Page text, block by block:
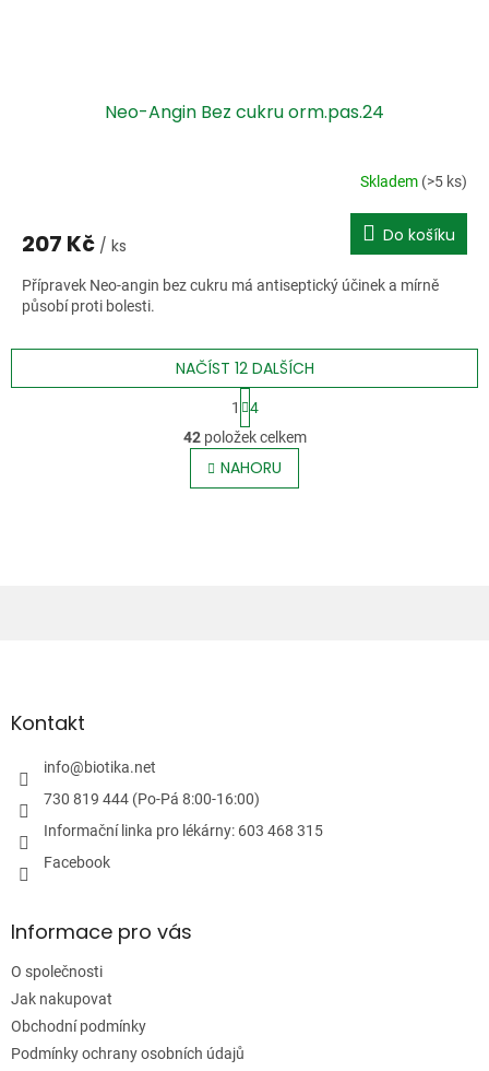
Neo-Angin Bez cukru orm.pas.24
Skladem (>5 ks)
207 Kč / ks Do košíku
Přípravek Neo-angin bez cukru má antiseptický účinek a mírně
působí proti bolesti.
O
v
l
á
u
NAČÍST 12 DALŠÍCH
S
t
r
á
n
k
1
4
42položek celkem
NAHORU
aKontakt
info@biotika.net
730 819 444 (Po-Pá 8:00-16:00)
Informační linka pro lékárny: 603 468 315
Facebook
Informace pro vás
O společnosti
Jak nakupovat
Obchodní podmínky
Podmínky ochrany osobních údajů